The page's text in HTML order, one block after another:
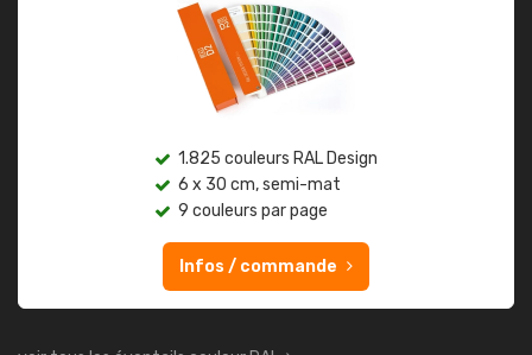
1.825 couleurs RAL Design
6 x 30 cm, semi-mat
9 couleurs par page
Infos / commande